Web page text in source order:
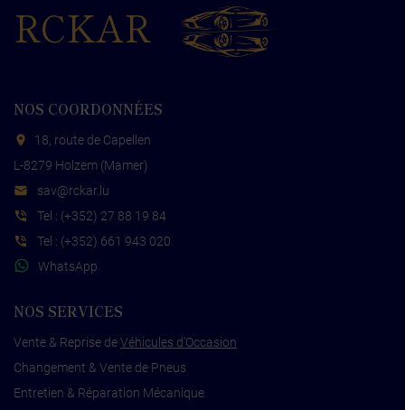
RCKAR
NOS COORDONNÉES
18, route de Capellen
L-8279 Holzem (Mamer)
ul.rak
cr@va
s
Tel : (+352) 27 88 19 84
Tel : (+352) 661 943 020
WhatsApp
NOS SERVICES
Vente & Reprise deVéhicules d'Occasion
Changement & Vente de Pneus
Entretien & Réparation Mécanique